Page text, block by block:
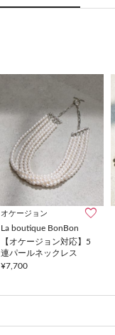
オケージョン
La boutique BonBon
【オケージョン対応】5
連パールネックレス
¥7,700